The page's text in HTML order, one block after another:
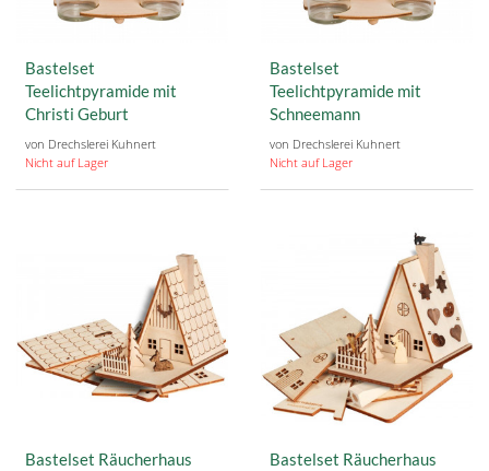
Bastelset
Teelichtpyramide mit
Christi Geburt
von Drechslerei Kuhnert
Nicht auf Lager
Bastelset
Teelichtpyramide mit
Schneemann
von Drechslerei Kuhnert
Nicht auf Lager
Bastelset Räucherhaus
Bastelset Räucherhaus